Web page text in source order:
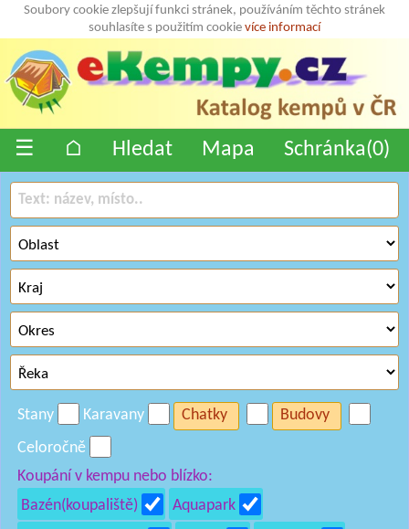
Soubory cookie zlepšují funkci stránek, používáním těchto stránek
souhlasíte s použitím cookie více informací
☰ ⌂ Hledat Mapa Schránka(0)
Stany Karavany Chatky
Budovy
Celoročně
Koupání v kempu nebo blízko:
Bazén(koupaliště)
Aquapark